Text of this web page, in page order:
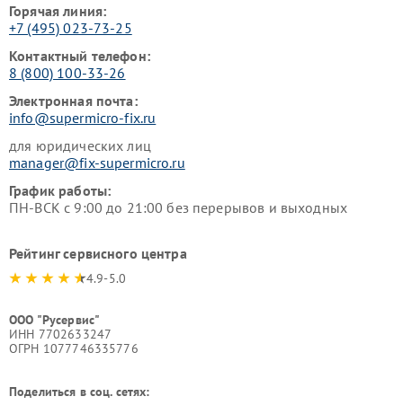
Горячая линия:
+7 (495) 023-73-25
Контактный телефон:
8 (800) 100-33-26
Электронная почта:
info@supermicro-fix.ru
для юридических лиц
manager@fix-supermicro.ru
График работы:
ПН-ВСК с 9:00 до 21:00 без перерывов и выходных
Рейтинг сервисного центра
4.9-5.0
ООО "Русервис"
ИНН 7702633247
ОГРН 1077746335776
Поделиться в соц. сетях: